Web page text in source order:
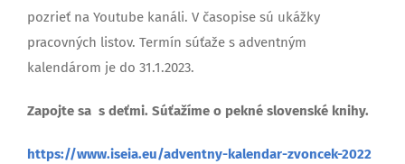
pozrieť na Youtube kanáli. V časopise sú ukážky
pracovných listov. Termín súťaže s adventným
kalendárom je do 31.1.2023.
Zapojte sa s deťmi. Súťažíme o pekné slovenské knihy.
https://www.iseia.eu/adventny-kalendar-zvoncek-2022